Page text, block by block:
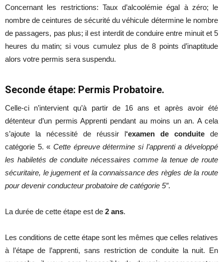
Concernant les restrictions: Taux d’alcoolémie égal à zéro; le
nombre de ceintures de sécurité du véhicule détermine le nombre
de passagers, pas plus; il est interdit de conduire entre minuit et 5
heures du matin; si vous cumulez plus de 8 points d’inaptitude
alors votre permis sera suspendu.
Seconde étape: Permis Probatoire.
Celle-ci n’intervient qu’à partir de 16 ans et après avoir été
détenteur d’un permis Apprenti pendant au moins un an. A cela
s’ajoute la nécessité de réussir l‘examen de conduite de
catégorie 5. « Cette épreuve détermine si l’apprenti a développé
les habiletés de conduite nécessaires comme la tenue de route
sécuritaire, le jugement et la connaissance des règles de la route
pour devenir conducteur probatoire de catégorie 5″.
La durée de cette étape est de 2 ans.
Les conditions de cette étape sont les mêmes que celles relatives
à l’étape de l’apprenti, sans restriction de conduite la nuit. En